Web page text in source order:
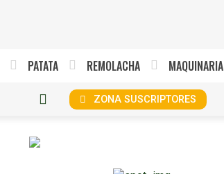
PATATA REMOLACHA MAQUINARIA
ZONA SUSCRIPTORES